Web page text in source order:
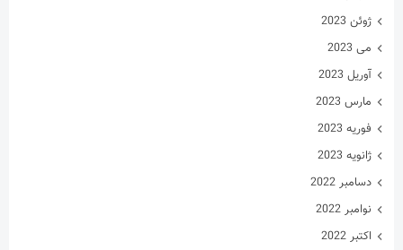
ژوئن 2023
می 2023
آوریل 2023
مارس 2023
فوریه 2023
ژانویه 2023
دسامبر 2022
نوامبر 2022
اکتبر 2022